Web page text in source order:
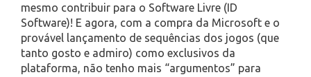
mesmo contribuir para o Software Livre (ID
Software)! E agora, com a compra da Microsoft e o
provável lançamento de sequências dos jogos (que
tanto gosto e admiro) como exclusivos da
plataforma, não tenho mais “argumentos” para